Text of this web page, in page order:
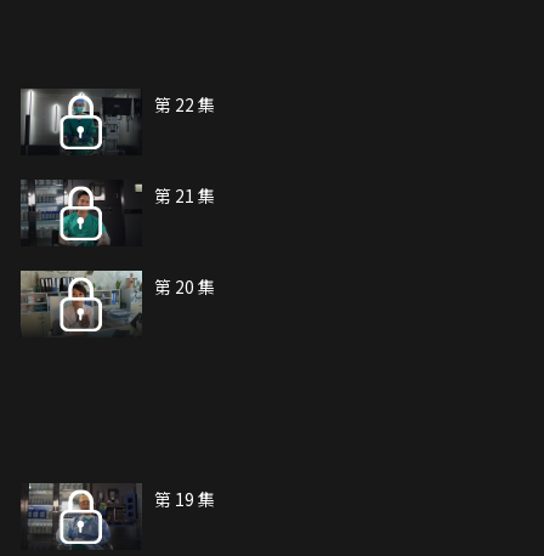
第 22 集
第 21 集
第 20 集
第 19 集